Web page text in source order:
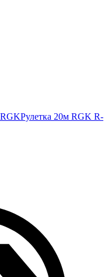
Рулетка 20м RGK R-